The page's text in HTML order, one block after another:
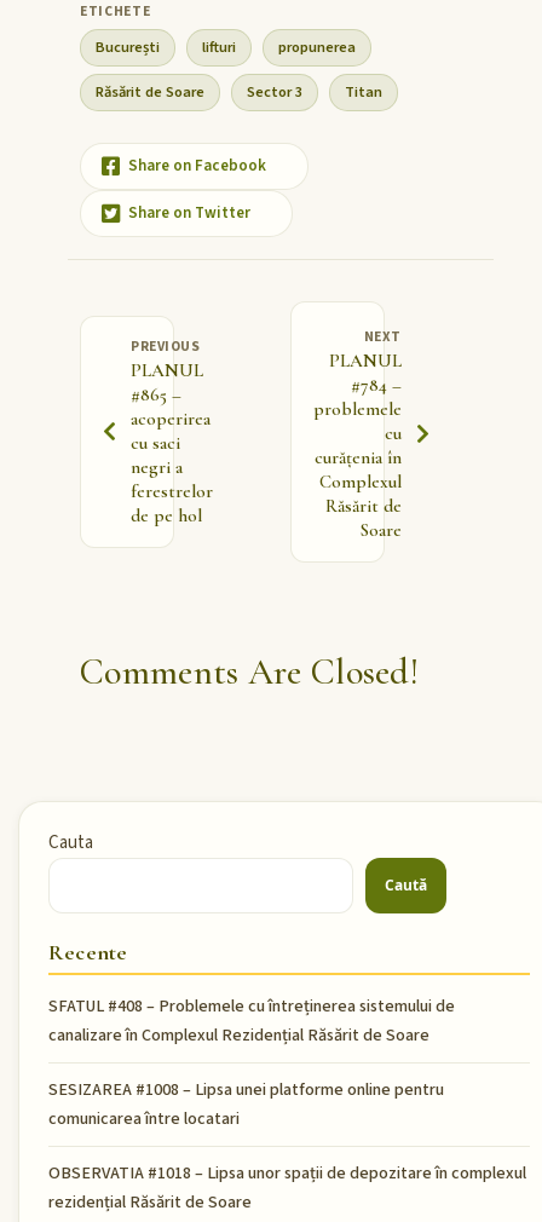
București lifturi propunerea
Răsărit de Soare Sector 3 Titan
Share on Facebook
Share on Twitter
PREVIOUS
PLANUL
#865 –
acoperirea
cu saci
negri a
ferestrelor
de pe hol
NEXT
PLANUL
#784 –
problemele
cu
curățenia în
Complexul
Răsărit de
Soare
Comments Are Closed!
Cauta
Caută
Recente
SFATUL #408 – Problemele cu întreținerea sistemului de
canalizare în Complexul Rezidențial Răsărit de Soare
SESIZAREA #1008 – Lipsa unei platforme online pentru
comunicarea între locatari
OBSERVATIA #1018 – Lipsa unor spații de depozitare în complexul
rezidențial Răsărit de Soare